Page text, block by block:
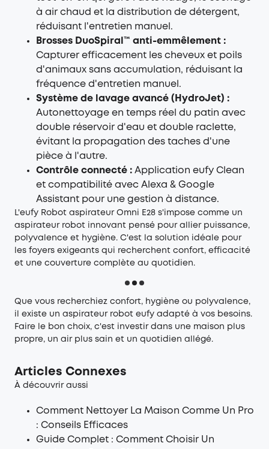
à air chaud et la distribution de détergent,
réduisant l'entretien manuel.
Brosses DuoSpiral™ anti-emmêlement :
Capturer efficacement les cheveux et poils
d'animaux sans accumulation, réduisant la
fréquence d'entretien manuel.
Système de lavage avancé (HydroJet) :
Autonettoyage en temps réel du patin avec
double réservoir d'eau et double raclette,
évitant la propagation des taches d'une
pièce à l'autre.
Contrôle connecté : Application eufy Clean
et compatibilité avec Alexa & Google
Assistant pour une gestion à distance.
L'eufy Robot aspirateur Omni E28 s'impose comme un
aspirateur robot innovant pensé pour allier puissance,
polyvalence et hygiène. C'est la solution idéale pour
les foyers exigeants qui recherchent confort, efficacité
et une couverture complète au quotidien.
Que vous recherchiez confort, hygiène ou polyvalence,
il existe un aspirateur robot eufy adapté à vos besoins.
Faire le bon choix, c'est investir dans une maison plus
propre, un air plus sain et un quotidien allégé.
Articles Connexes
À découvrir aussi
Comment Nettoyer La Maison Comme Un Pro
: Conseils Efficaces
Guide Complet : Comment Choisir Un